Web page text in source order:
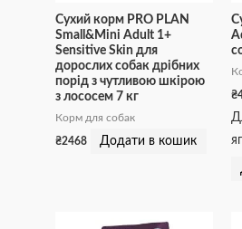
Сухий корм PRO PLAN
Small&Mini Adult 1+
Sensitive Skin для
дорослих собак дрібних
порід з чутливою шкірою
з лососем 7 кг
Корм для собак
₴2468 Додати в кошик
₴